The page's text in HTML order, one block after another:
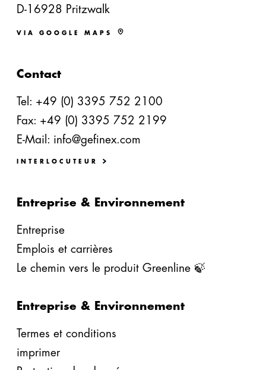
D-16928 Pritzwalk
VIA GOOGLE MAPS
Contact
Tel: +49 (0) 3395 752 2100
Fax: +49 (0) 3395 752 2199
E-Mail: info@gefinex.com
INTERLOCUTEUR
Entreprise & Environnement
Entreprise
Emplois et carrières
Le chemin vers le produit Greenline 🍃
Entreprise & Environnement
Termes et conditions
imprimer